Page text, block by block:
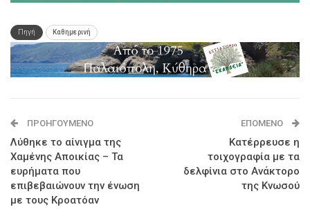
Πηγή Καθημερινή
ΠΡΟΗΓΟΎΜΕΝΟ
Λύθηκε το αίνιγμα της
Χαμένης Αποικίας – Τα
ευρήματα που
επιβεβαιώνουν την ένωση
με τους Κροατόαν
ΕΠΌΜΕΝΟ
Κατέρρευσε η
τοιχογραφία με τα
δελφίνια στο Ανάκτορο
της Κνωσού